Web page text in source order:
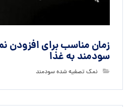
زمان مناسب برای
سودمند به غذا
نمک تصفیه شده سودمند